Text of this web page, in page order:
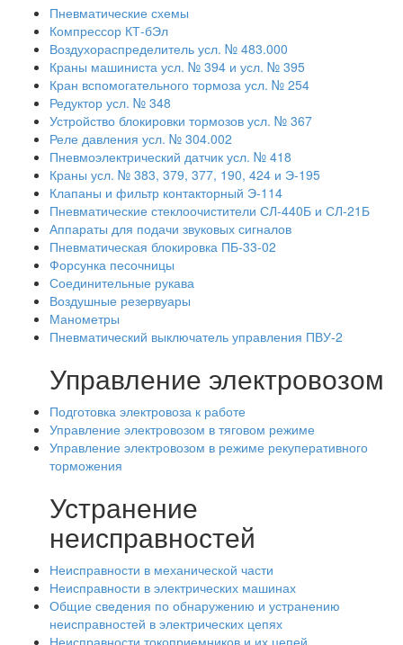
Пневматические схемы
Компрессор КТ-бЭл
Воздухораспределитель усл. № 483.000
Краны машиниста усл. № 394 и усл. № 395
Кран вспомогательного тормоза усл. № 254
Редуктор усл. № 348
Устройство блокировки тормозов усл. № 367
Реле давления усл. № 304.002
Пневмоэлектрический датчик усл. № 418
Краны усл. № 383, 379, 377, 190, 424 и Э-195
Клапаны и фильтр контакторный Э-114
Пневматические стеклоочистители СЛ-440Б и СЛ-21Б
Аппараты для подачи звуковых сигналов
Пневматическая блокировка ПБ-33-02
Форсунка песочницы
Соединительные рукава
Воздушные резервуары
Манометры
Пневматический выключатель управления ПВУ-2
Управление электровозом
Подготовка электровоза к работе
Управление электровозом в тяговом режиме
Управление электровозом в режиме рекуперативного
торможения
Устранение
неисправностей
Неисправности в механической части
Неисправности в электрических машинах
Общие сведения по обнаружению и устранению
неисправностей в электрических цепях
Неисправности токоприемников и их цепей